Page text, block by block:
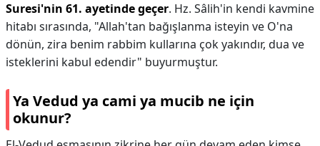
Suresi'nin 61. ayetinde geçer. Hz. Sâlih'in kendi kavmine
hitabı sırasında, "Allah'tan bağışlanma isteyin ve O'na
dönün, zira benim rabbim kullarına çok yakındır, dua ve
isteklerini kabul edendir" buyurmuştur.
Ya Vedud ya cami ya mucib ne için
okunur?